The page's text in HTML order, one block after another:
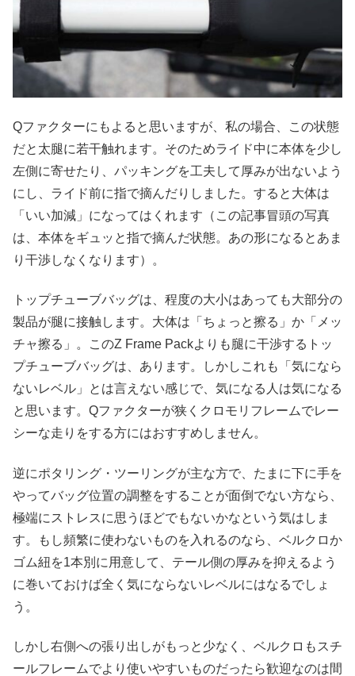
Qファクターにもよると思いますが、私の場合、この状態
だと太腿に若干触れます。そのためライド中に本体を少し
左側に寄せたり、パッキングを工夫して厚みが出ないよう
にし、ライド前に指で摘んだりしました。すると大体は
「いい加減」になってはくれます（この記事冒頭の写真
は、本体をギュッと指で摘んだ状態。あの形になるとあま
り干渉しなくなります）。
トップチューブバッグは、程度の大小はあっても大部分の
製品が腿に接触します。大体は「ちょっと擦る」か「メッ
チャ擦る」。このZ Frame Packよりも腿に干渉するトッ
プチューブバッグは、あります。しかしこれも「気になら
ないレベル」とは言えない感じで、気になる人は気になる
と思います。Qファクターが狭くクロモリフレームでレー
シーな走りをする方にはおすすめしません。
逆にポタリング・ツーリングが主な方で、たまに下に手を
やってバッグ位置の調整をすることが面倒でない方なら、
極端にストレスに思うほどでもないかなという気はしま
す。もし頻繁に使わないものを入れるのなら、ベルクロか
ゴム紐を1本別に用意して、テール側の厚みを抑えるよう
に巻いておけば全く気にならないレベルにはなるでしょ
う。
しかし右側への張り出しがもっと少なく、ベルクロもスチ
ールフレームでより使いやすいものだったら歓迎なのは間